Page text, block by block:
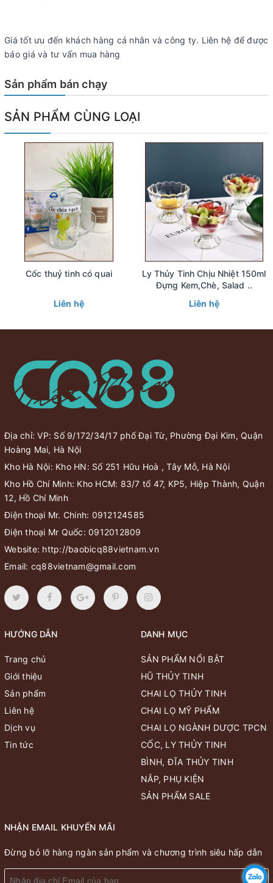
Giá tốt ưu đến khách hàng cá nhân và công ty. Liên hệ để được
báo giá và tư vấn mua hàng
Sản phẩm bán chạy
SẢN PHẨM CÙNG LOẠI
Cốc thuỷ tinh có quai
Liên hệ
Ly Thủy Tinh Chịu Nhiệt 150ml
Đựng Kem,Chè, Salad ..
Liên hệ
Địa chỉ: VP: Số 9/172/34/17 phố Đại Từ, Phường Đại Kim, Quận
Hoàng Mai, Hà Nội
Kho Hà Nội: Kho HN: Số 251 Hữu Hoà , Tây Mỗ, Hà Nội
Kho Hồ Chí Minh: Kho HCM: 83/7 tổ 47, KP5, Hiệp Thành, Quận
12, Hồ Chí Minh
Điện thoại Mr. Chinh: 0912124585
Điện thoại Mr Quốc: 0912012809
Website: http://baobicq88vietnam.vn
Email: cq88vietnam@gmail.com
HƯỚNG DẪN
Trang chủ
Giới thiệu
Sản phẩm
Liên hệ
Dịch vụ
Tin tức
DANH MỤC
SẢN PHẨM NỔI BẬT
HŨ THỦY TINH
CHAI LỌ THỦY TINH
CHAI LỌ MỸ PHẨM
CHAI LỌ NGÀNH DƯỢC TPCN
CỐC, LY THỦY TINH
BÌNH, ĐĨA THỦY TINH
NẮP, PHỤ KIỆN
SẢN PHẨM SALE
NHẬN EMAIL KHUYẾN MÃI
Đừng bỏ lỡ hàng ngàn sản phẩm và chương trình siêu hấp dẫn